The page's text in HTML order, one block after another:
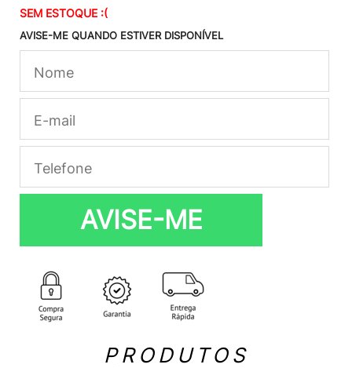
SEM ESTOQUE :(
AVISE-ME QUANDO ESTIVER DISPONÍVEL
AVISE-ME
PRODUTOS